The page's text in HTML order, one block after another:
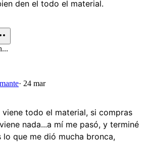
den el todo el material.
· 24 mar
todo el material, si compras
nada...a mí me pasó, y terminé
lo que me dió mucha bronca,